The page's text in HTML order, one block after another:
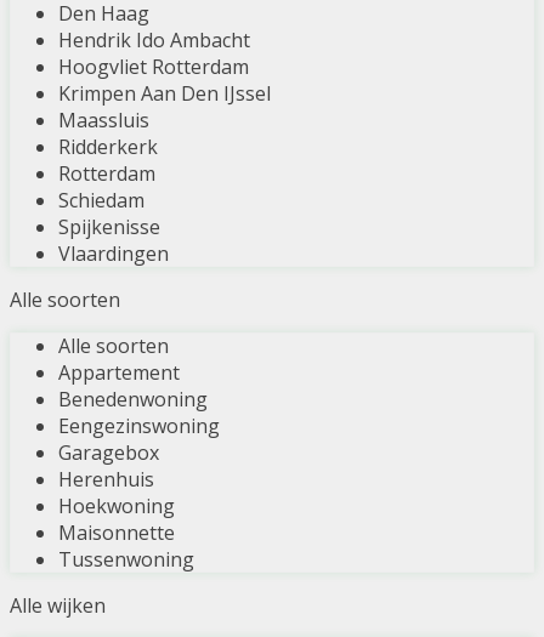
Den Haag
Hendrik Ido Ambacht
Hoogvliet Rotterdam
Krimpen Aan Den IJssel
Maassluis
Ridderkerk
Rotterdam
Schiedam
Spijkenisse
Vlaardingen
Alle soorten
Alle soorten
Appartement
Benedenwoning
Eengezinswoning
Garagebox
Herenhuis
Hoekwoning
Maisonnette
Tussenwoning
Alle wijken